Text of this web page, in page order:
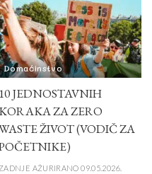
Domaćinstvo
10 JEDNOSTAVNIH
KORAKA ZA ZERO
ŽIVOT (VODIČ ZA
ZADNJE AŽURIRANO 09.05.2026.